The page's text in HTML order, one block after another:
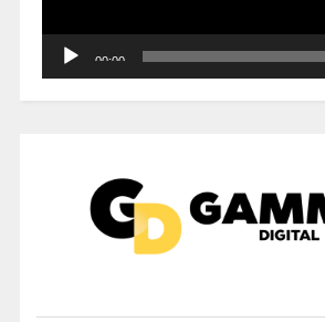
00:00